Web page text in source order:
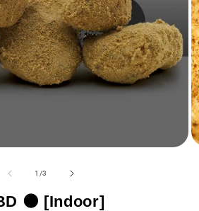
1 /av
3
🌑 [Indoor]